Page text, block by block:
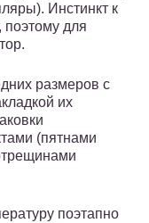
Инстинкт к
поэтому для
размеров с
их
(пятнами
поэтапно